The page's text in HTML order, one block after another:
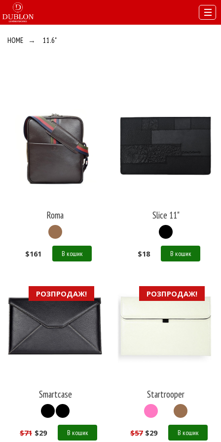
HOME → 11.6"
Roma
$161 В кошик
Slice 11"
$18 В кошик
Smartcase
РОЗПРОДАЖ!
$71 $29 В кошик
Startrooper
РОЗПРОДАЖ!
$57 $29 В кошик